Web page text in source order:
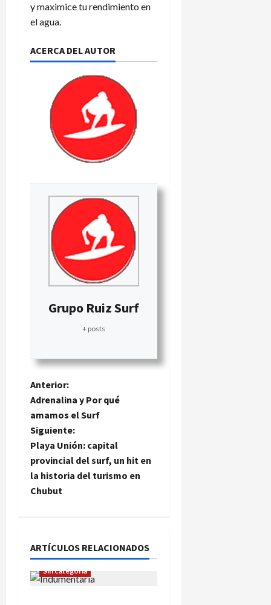
y maximice tu rendimiento en
el agua.
ACERCA DEL AUTOR
Grupo Ruiz Surf
+ posts
N
a
v
e
g
c
i
Anterior:
Adrenalina y Por qué
amamos el Surf
Siguiente:
Playa Unión: capital
provincial del surf, un hit en
la historia del turismo en
Chubut
ARTÍCULOS RELACIONADOS
Indumentaria
Sin categoría